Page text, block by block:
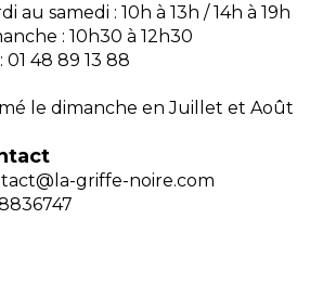
au samedi : 10h à 13h / 14h à 19h
: 10h30 à 12h30
01 48 89 13 88
le dimanche en Juillet et Août
griffe-noire.com